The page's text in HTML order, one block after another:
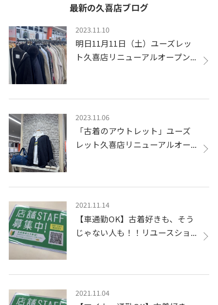
最新の久喜店ブログ
2023.11.10
明日11月11日（土）ユーズレッ
ト久喜店リニューアルオープン...
2023.11.06
「古着のアウトレット」ユーズ
レット久喜店リニューアルオー...
2021.11.14
【車通勤OK】古着好きも、そう
じゃない人も！！リユースショ...
2021.11.04